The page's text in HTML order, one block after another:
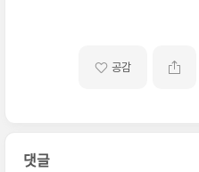
공감
댓글